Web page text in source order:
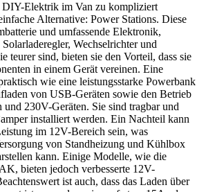
DIY-Elektrik im Van zu kompliziert
Alternative: Power Stations. Diese
und umfassende Elektronik,
Wechselrichter und
teurer sind, bieten sie den Vorteil, dass sie
in einem Gerät vereinen. Eine
wie eine leistungsstarke Powerbank
von USB-Geräten sowie den Betrieb
230V-Geräten. Sie sind tragbar und
installiert werden. Ein Nachteil kann
im 12V-Bereich sein, was
von Standheizung und Kühlbox
kann. Einige Modelle, wie die
bieten jedoch verbesserte 12V-
ist auch, dass das Laden über